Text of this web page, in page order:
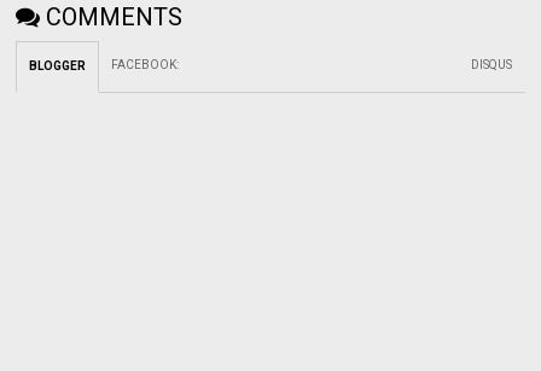
COMMENTS
BLOGGER FACEBOOK: DISQUS